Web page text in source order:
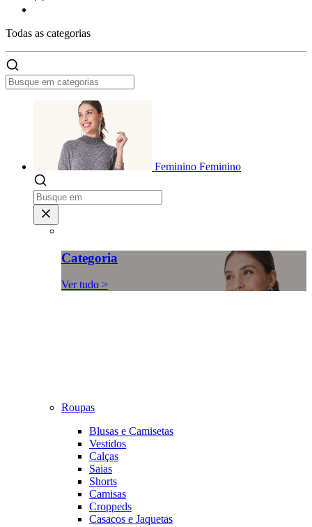
Todas as categorias
Feminino Feminino
Categoria
Ver tudo >
Roupas
Blusas e Camisetas
Vestidos
Calças
Saias
Shorts
Camisas
Croppeds
Casacos e Jaquetas